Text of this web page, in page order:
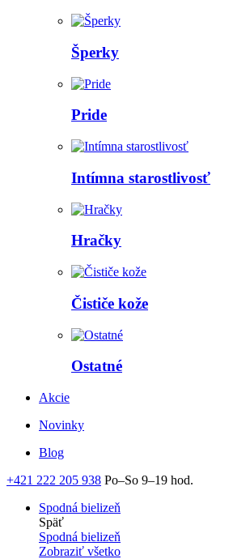
Šperky
Pride
Intímna starostlivosť
Hračky
Čističe kože
Ostatné
Akcie
Novinky
Blog
+421 222 205 938 Po–So 9–19 hod.
Spodná bielizeň
Späť
Spodná bielizeň
Zobraziť všetko